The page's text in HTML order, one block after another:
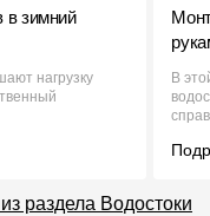
в зимний
нагрузку
В
раздела Водостоки